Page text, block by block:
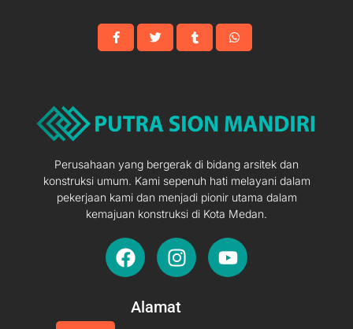
Perusahaan yang bergerak di bidang arsitek dan
konstruksi umum. Kami sepenuh hati melayani dalam
pekerjaan kami dan menjadi pionir utama dalam
kemajuan konstruksi di Kota Medan.
F
a
e
I
n
t
Y
o
Alamat